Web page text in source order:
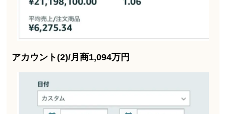
アカウント(2)/月商1,094万円